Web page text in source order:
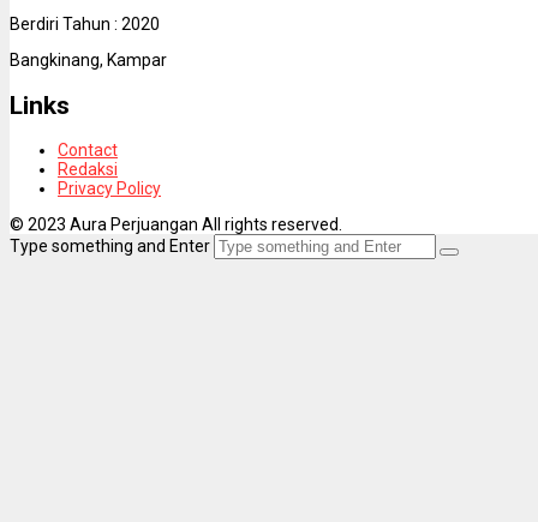
Berdiri Tahun : 2020
Bangkinang, Kampar
Links
Contact
Redaksi
Privacy Policy
© 2023 Aura Perjuangan All rights reserved.
Type something and Enter